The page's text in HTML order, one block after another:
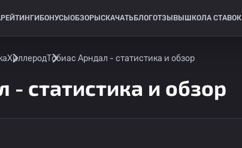
РЕЙТИНГИ БОНУСЫ ОБЗОРЫ СКАЧАТЬ БЛОГОТЗЫВЫ ШКОЛА СТАВОК
ХиллеродТобиас Арндал - статистика и обзор
- статистика и обзор